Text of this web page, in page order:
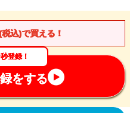
込)で買える！
登録！
をする